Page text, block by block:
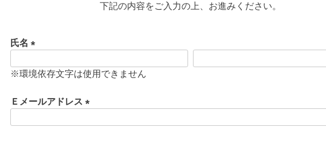
下記の内容をご入力の上、お進みください。
氏名
必
)
※環境依存文字は使用できません
Ｅメールアドレス